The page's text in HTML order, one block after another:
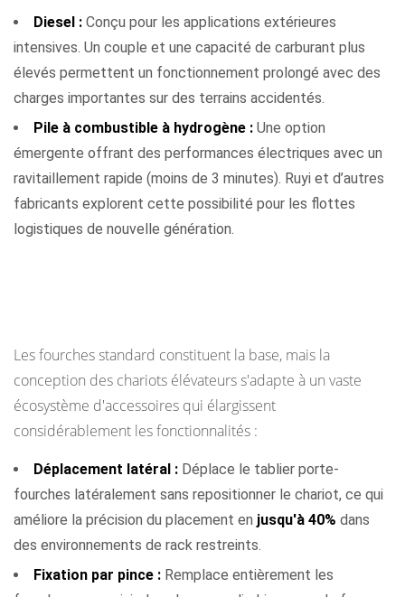
Diesel : Conçu pour les applications extérieures
intensives. Un couple et une capacité de carburant plus
élevés permettent un fonctionnement prolongé avec des
charges importantes sur des terrains accidentés.
Pile à combustible à hydrogène : Une option
émergente offrant des performances électriques avec un
ravitaillement rapide (moins de 3 minutes). Ruyi et d’autres
fabricants explorent cette possibilité pour les flottes
logistiques de nouvelle génération.
Les fourches standard constituent la base, mais la
conception des chariots élévateurs s'adapte à un vaste
écosystème d'accessoires qui élargissent
considérablement les fonctionnalités :
Déplacement latéral : Déplace le tablier porte-
fourches latéralement sans repositionner le chariot, ce qui
améliore la précision du placement en jusqu'à 40% dans
des environnements de rack restreints.
Fixation par pince : Remplace entièrement les